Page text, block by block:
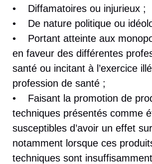
• Diffamatoires ou injurieux ;
• De nature politique ou
• Portant atteinte aux
en faveur des différentes
santé ou incitant à l’exercice
profession de santé ;
• Faisant la promotion de
techniques présentés comme
susceptibles d’avoir un effet
notamment lorsque ces
techniques sont